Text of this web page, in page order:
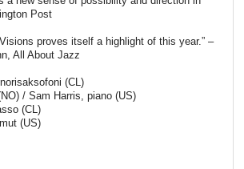
Post
proves itself a highlight of this year.” –
All About Jazz
(CL)
/ Sam Harris, piano (US)
(CL)
(US)